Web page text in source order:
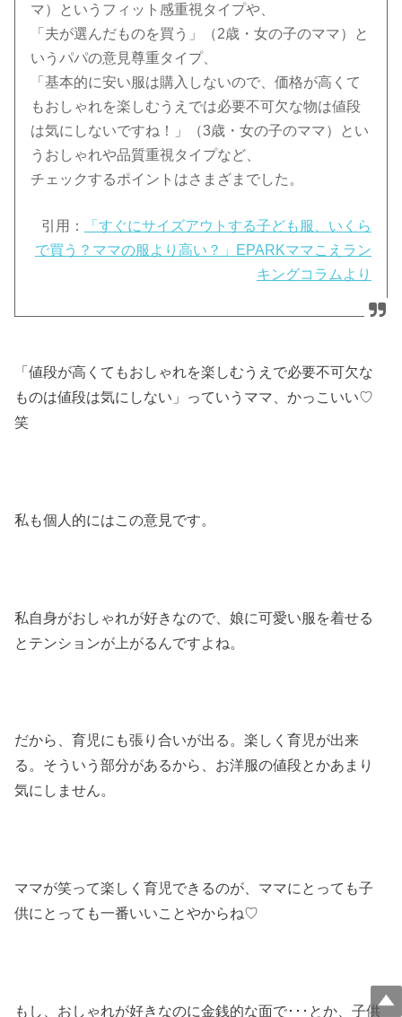
マ）というフィット感重視タイプや、
「夫が選んだものを買う」（2歳・女の子のママ）と
いうパパの意見尊重タイプ、
「基本的に安い服は購入しないので、価格が高くて
もおしゃれを楽しむうえでは必要不可欠な物は値段
は気にしないですね！」（3歳・女の子のママ）とい
うおしゃれや品質重視タイプなど、
チェックするポイントはさまざまでした。
引用：
「すぐにサイズアウトする子ども服、いくら
で買う？ママの服より高い？」EPARKママこえラン
キングコラムより
「値段が高くてもおしゃれを楽しむうえで必要不可欠な
ものは値段は気にしない」っていうママ、かっこいい♡
笑
私も個人的にはこの意見です。
私自身がおしゃれが好きなので、娘に可愛い服を着せる
とテンションが上がるんですよね。
だから、育児にも張り合いが出る。楽しく育児が出来
る。そういう部分があるから、お洋服の値段とかあまり
気にしません。
ママが笑って楽しく育児できるのが、ママにとっても子
供にとっても一番いいことやからね♡
もし、おしゃれが好きなのに金銭的な面で･･･とか、子供